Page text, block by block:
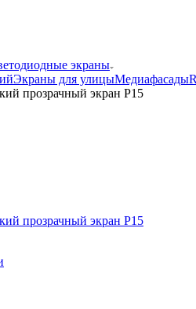
экраны
Экраны для улицыМедиафасады
прозрачный экран P15